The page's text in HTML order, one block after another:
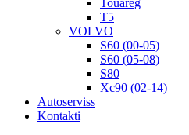
Touareg
T5
VOLVO
S60 (00-05)
S60 (05-08)
S80
Xc90 (02-14)
Autoserviss
Kontakti